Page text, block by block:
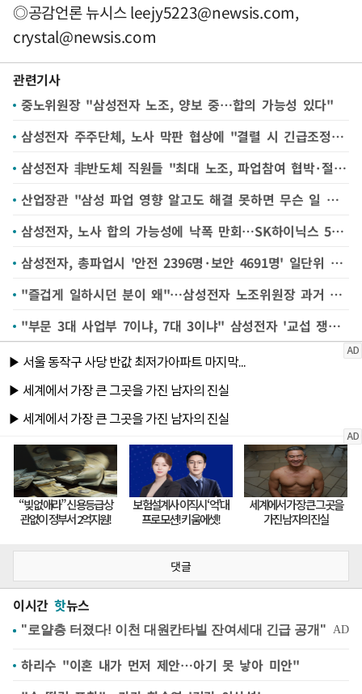
◎공감언론 뉴시스leejy5223@newsis.com,
crystal@newsis.com
관련기사
중노위원장 "삼성전자 노조, 양보 중…합의 가능성 있다"
삼성전자 주주단체, 노사 막판 협상에 "결렬 시 긴급조정 '파업전' 발동해야" 주장
삼성전자 非반도체 직원들 "최대 노조, 파업참여 협박·절차 무시" 노동부 진정
산업장관 "삼성 파업 영향 알고도 해결 못하면 무슨 일 하겠나"
삼성전자, 노사 합의 가능성에 낙폭 만회…SK하이닉스 5%↓[핫스탁](종합)
삼성전자, 총파업시 '안전 2396명·보안 4691명' 일단위 필수 근로인원 공지
"즐겁게 일하시던 분이 왜"…삼성전자 노조위원장 과거 영상 '재조명'
"부문 3대 사업부 7이냐, 7대 3이냐" 삼성전자 '교섭 쟁점' 떠오른 성과급 배분 비율
댓글
이시간 핫뉴스
하리수 "이혼 내가 먼저 제안…아기 못 낳아 미안"